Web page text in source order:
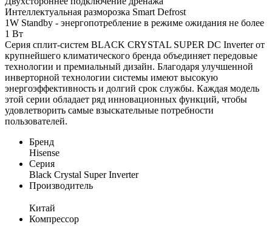
Интеллектуальная разморозка Smart Defrost
1W Standby - энергопотребление в режиме ожидания не более
1 Вт
Серия сплит-систем BLACK CRYSTAL SUPER DC Inverter от
крупнейшего климатического бренда объединяет передовые
технологии и премиальный дизайн. Благодаря улучшенной
инверторной технологии системы имеют высокую
энергоэффективность и долгий срок службы. Каждая модель
этой серии обладает ряд инновационных функций, чтобы
удовлетворить самые взыскательные потребности
пользователей.
Бренд
Hisense
Серия
Black Crystal Super Inverter
Производитель
Китай
Компрессор